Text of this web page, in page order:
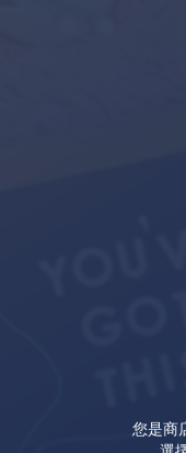
您是商